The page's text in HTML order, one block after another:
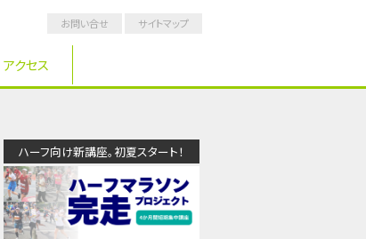
アクセス
お問い合せ サイトマップ
ハーフ向け新講座。初夏スタート！